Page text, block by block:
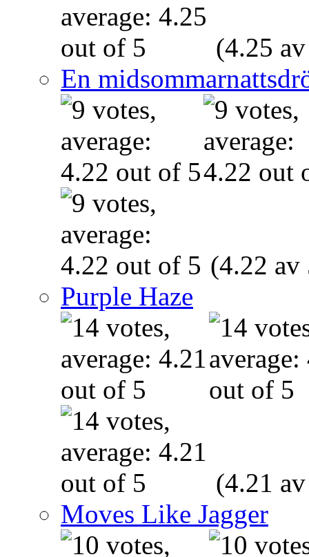
(4.25
En
(4.22 av
Purple Haze
(4.21
Moves Like Jagger